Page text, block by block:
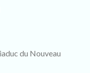
du Nouveau